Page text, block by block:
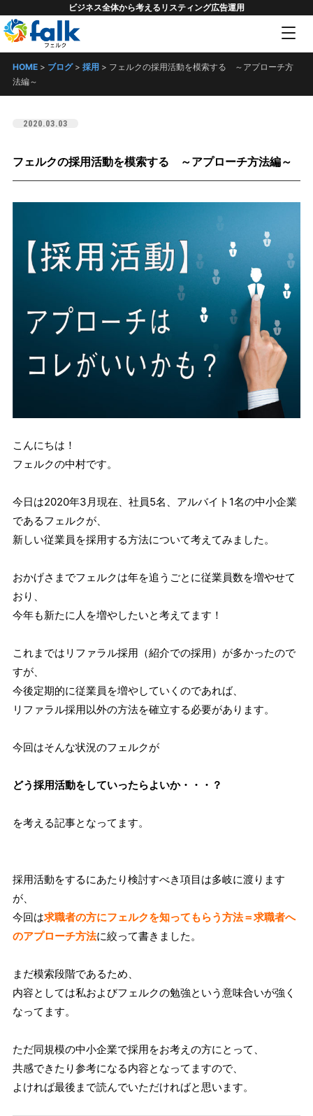
ビジネス全体から考えるリスティング広告運用
HOME> ブログ> 採用 > フェルクの採用活動を模索する ～アプローチ方
法編～
2020.03.03
フェルクの採用活動を模索する ～アプローチ方法編～
こんにちは！
フェルクの中村です。
今日は2020年3月現在、社員5名、アルバイト1名の中小企業
であるフェルクが、
新しい従業員を採用する方法について考えてみました。
おかげさまでフェルクは年を追うごとに従業員数を増やせて
おり、
今年も新たに人を増やしたいと考えてます！
これまではリファラル採用（紹介での採用）が多かったので
すが、
今後定期的に従業員を増やしていくのであれば、
リファラル採用以外の方法を確立する必要があります。
今回はそんな状況のフェルクが
どう採用活動をしていったらよいか・・・？
を考える記事となってます。
採用活動をするにあたり検討すべき項目は多岐に渡ります
が、
今回は求職者の方にフェルクを知ってもらう方法＝求職者へ
のアプローチ方法に絞って書きました。
まだ模索段階であるため、
内容としては私およびフェルクの勉強という意味合いが強く
なってます。
ただ同規模の中小企業で採用をお考えの方にとって、
共感できたり参考になる内容となってますので、
よければ最後まで読んでいただければと思います。